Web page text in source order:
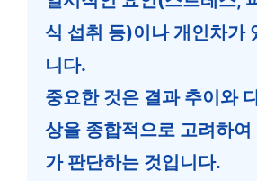
식 섭취 등)이나 개인차가
니다.
중요한 것은 결과 추이와
상을 종합적으로 고려하
가 판단하는 것입니다.